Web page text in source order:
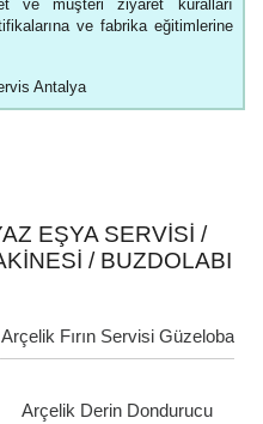
ve müşteri ziyaret kuralları
ve fabrika eğitimlerine
Antalya
EŞYA SERVISI /
/ BUZDOLABI
Arçelik Fırın Servisi Güzeloba
Arçelik Derin Dondurucu